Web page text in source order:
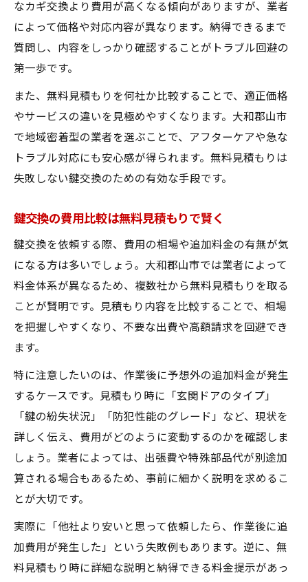
なカギ交換より費用が高くなる傾向がありますが、業者
によって価格や対応内容が異なります。納得できるまで
質問し、内容をしっかり確認することがトラブル回避の
第一歩です。
また、無料見積もりを何社か比較することで、適正価格
やサービスの違いを見極めやすくなります。大和郡山市
で地域密着型の業者を選ぶことで、アフターケアや急な
トラブル対応にも安心感が得られます。無料見積もりは
失敗しない鍵交換のための有効な手段です。
鍵交換の費用比較は無料見積もりで賢く
鍵交換を依頼する際、費用の相場や追加料金の有無が気
になる方は多いでしょう。大和郡山市では業者によって
料金体系が異なるため、複数社から無料見積もりを取る
ことが賢明です。見積もり内容を比較することで、相場
を把握しやすくなり、不要な出費や高額請求を回避でき
ます。
特に注意したいのは、作業後に予想外の追加料金が発生
するケースです。見積もり時に「玄関ドアのタイプ」
「鍵の紛失状況」「防犯性能のグレード」など、現状を
詳しく伝え、費用がどのように変動するのかを確認しま
しょう。業者によっては、出張費や特殊部品代が別途加
算される場合もあるため、事前に細かく説明を求めるこ
とが大切です。
実際に「他社より安いと思って依頼したら、作業後に追
加費用が発生した」という失敗例もあります。逆に、無
料見積もり時に詳細な説明と納得できる料金提示があっ